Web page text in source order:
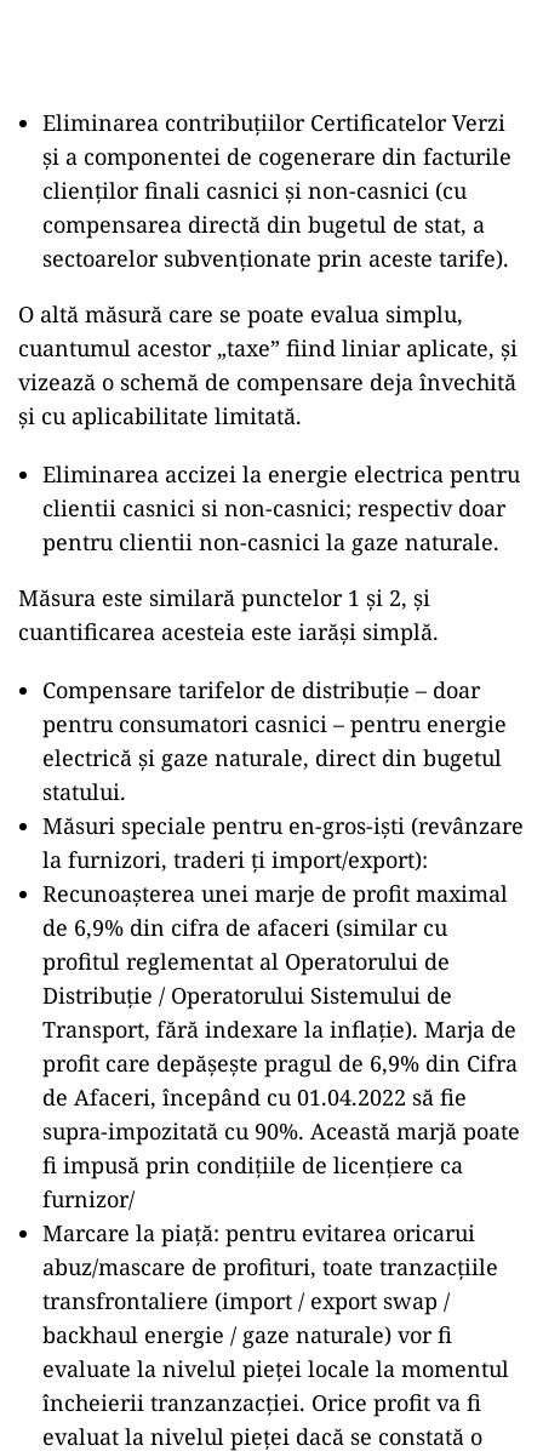
Eliminarea contribuțiilor Certificatelor Verzi
și a componentei de cogenerare din facturile
clienților finali casnici și non-casnici (cu
compensarea directă din bugetul de stat, a
sectoarelor subvenționate prin aceste tarife).
O altă măsură care se poate evalua simplu,
cuantumul acestor „taxe” fiind liniar aplicate, și
vizează o schemă de compensare deja învechită
și cu aplicabilitate limitată.
Eliminarea accizei la energie electrica pentru
clientii casnici si non-casnici; respectiv doar
pentru clientii non-casnici la gaze naturale.
Măsura este similară punctelor 1 și 2, și
cuantificarea acesteia este iarăși simplă.
Compensare tarifelor de distribuție – doar
pentru consumatori casnici – pentru energie
electrică și gaze naturale, direct din bugetul
statului.
Măsuri speciale pentru en-gros-iști (revânzare
la furnizori, traderi ți import/export):
Recunoașterea unei marje de profit maximal
de 6,9% din cifra de afaceri (similar cu
profitul reglementat al Operatorului de
Distribuție / Operatorului Sistemului de
Transport, fără indexare la inflație). Marja de
profit care depășește pragul de 6,9% din Cifra
de Afaceri, începând cu 01.04.2022 să fie
supra-impozitată cu 90%. Această marjă poate
fi impusă prin condițiile de licențiere ca
furnizor/
Marcare la piață: pentru evitarea oricarui
abuz/mascare de profituri, toate tranzacțiile
transfrontaliere (import / export swap /
backhaul energie / gaze naturale) vor fi
evaluate la nivelul pieței locale la momentul
încheierii tranzanzacției. Orice profit va fi
evaluat la nivelul pieței dacă se constată o